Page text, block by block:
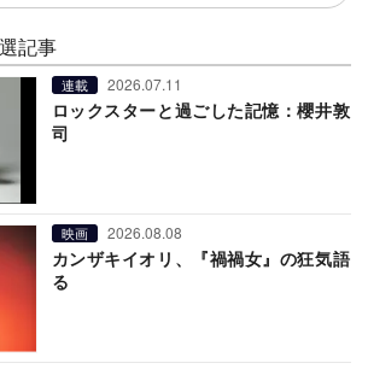
記事
連載 2026.07.11
ロックスターと過ごした記憶：櫻井敦
司
映画 2026.08.08
カンザキイオリ、『禍禍女』の狂気語
る